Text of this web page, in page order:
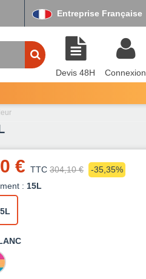
Entreprise Française
Devis 48H Connexion
€ TTC 304,10 €
-35,35%
: 15L